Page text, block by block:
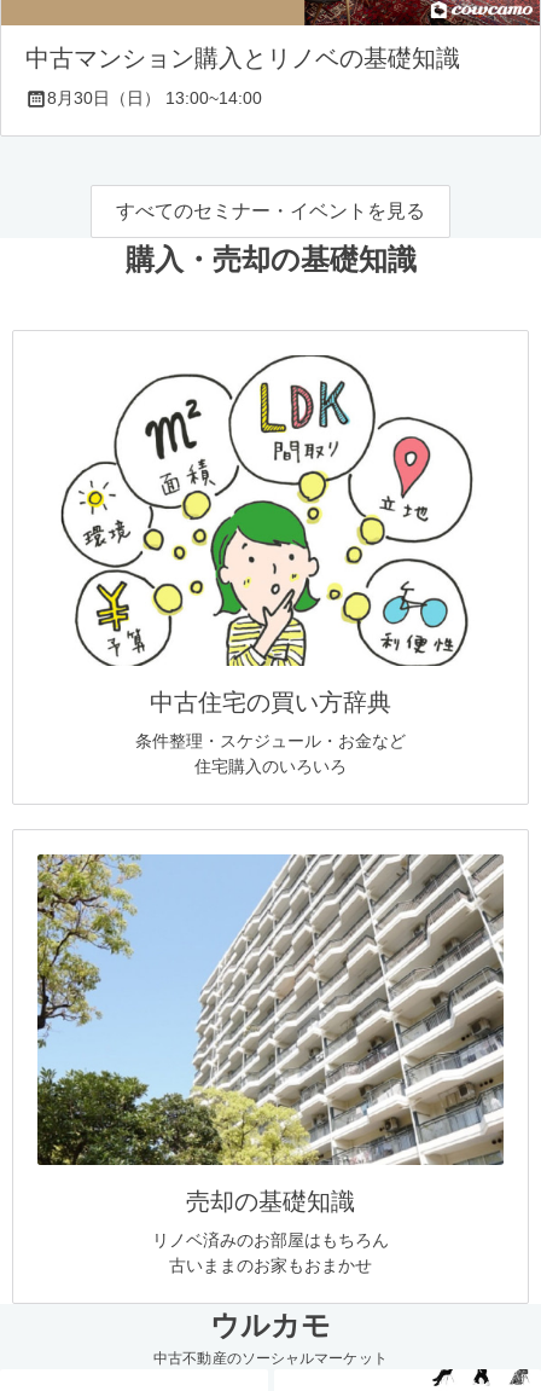
中古マンション購入とリノベの基礎知識
8月30日（日） 13:00~14:00
すべてのセミナー・イベントを見る
購入・売却の基礎知識
中古住宅の買い方辞典
条件整理・スケジュール・お金など
住宅購入のいろいろ
売却の基礎知識
リノベ済みのお部屋はもちろん
古いままのお家もおまかせ
ウルカモ
中古不動産のソーシャルマーケット